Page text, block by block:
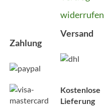
widerrufen
Zahlung
Versand
Kostenlose
Lieferung